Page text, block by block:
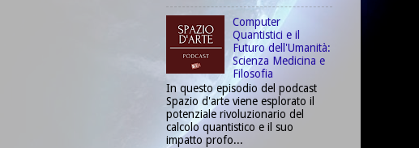
Computer
Quantistici e il
Futuro dell'Umanità:
Scienza Medicina e
Filosofia
In questo episodio del podcast
Spazio d'arte viene esplorato il
potenziale rivoluzionario del
calcolo quantistico e il suo
impatto profo...